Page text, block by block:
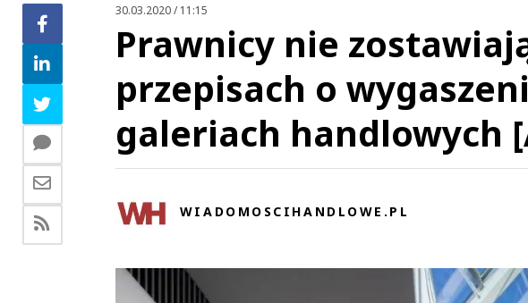
30.03.2020 / 11:15
Prawnicy nie
przepisach o
galeriach handlowych
WIADOMOSCIHANDLOWE.PL